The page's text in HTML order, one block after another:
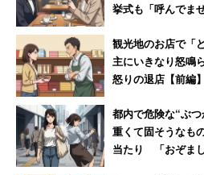
挙式も「呼んでま
観光地のお店で「
主にいきなり怒鳴
怒りの退店【前編】
都内で危険な“ぶ
重くて固そうなも
当たり 「おぞま